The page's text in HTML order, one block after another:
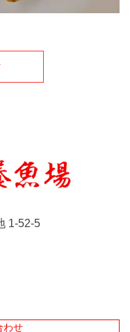
1-52-5
わせ